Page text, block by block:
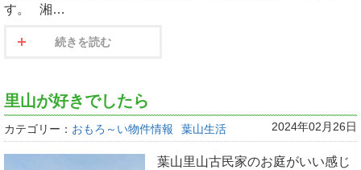
す。 湘…
続きを読む
里山が好きでしたら
カテゴリー： おもろ～い物件情報 葉山生活 2024年02月26日
葉山里山古民家のお庭がいい感じ